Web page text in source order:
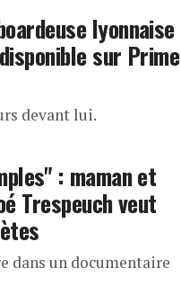
lyonnaise
sur Prime
devant lui.
: maman et
Trespeuch veut
dans un documentaire